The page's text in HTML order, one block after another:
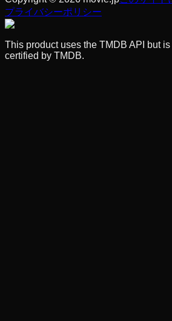
プライバシーポリシー
This product uses the TMDB API but
certified by TMDB.